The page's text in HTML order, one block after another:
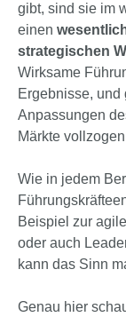
gibt, sind sie im
einen
strategischen
Wirksame
Ergebnisse,
Anpassungen
Märkte
Wie in jedem
Beispiel zur
oder auch
kann das Sinn
Genau hier